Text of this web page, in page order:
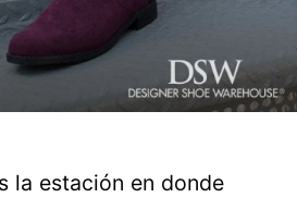
la estación en donde